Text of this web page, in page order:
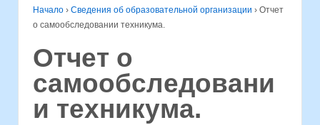
Начало › Сведения об образовательной организации › Отчет
о самообследовании техникума.
Отчет о
самообследовани
и техникума.